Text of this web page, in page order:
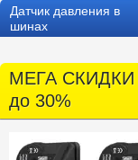
Датчик давления в
шинах
МЕГА СКИДКИ
до 30%